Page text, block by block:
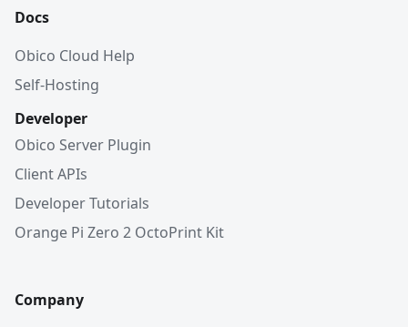
Docs
Obico Cloud Help
Self-Hosting
Developer
Obico Server Plugin
Client APIs
Developer Tutorials
Orange Pi Zero 2 OctoPrint Kit
Company